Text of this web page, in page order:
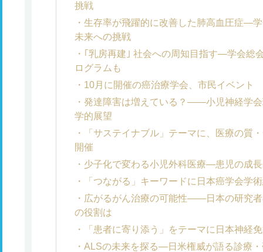
挑戦
生存率が飛躍的に改善した肺高血圧症―
未来への挑戦
｢乳房再建｣ 社会への周知目指す―学会総
ログラムも
10月に開催の癌治療学会、市民イベント
発達障害は増えている？――小児神経学
学的展望
「サステイナブル」テーマに、医療の質
開催
少子化で変わる小児外科医療―患児の成
「つながる」キーワードに日本癌学会学
広がるがん治療の可能性――日本の研究
の役割は
「患者に寄り添う」をテーマに日本神経
ALSの未来を探る―日米権威が語る診療